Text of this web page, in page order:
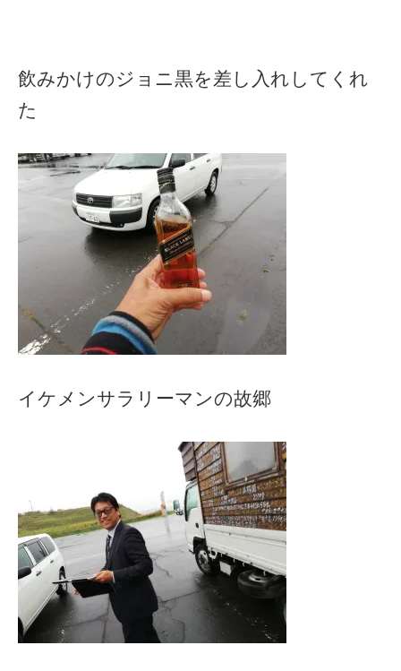
飲みかけのジョニ黒を差し入れしてくれ
た
イケメンサラリーマンの故郷